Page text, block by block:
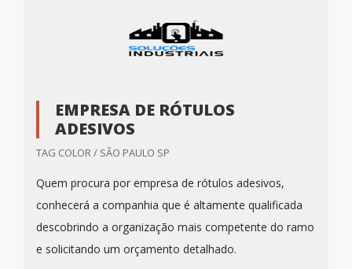
EMPRESA DE RÓTULOS
ADESIVOS
TAG COLOR / SÃO PAULO SP
Quem procura por empresa de rótulos adesivos,
conhecerá a companhia que é altamente qualificada
descobrindo a organização mais competente do ramo
e solicitando um orçamento detalhado.